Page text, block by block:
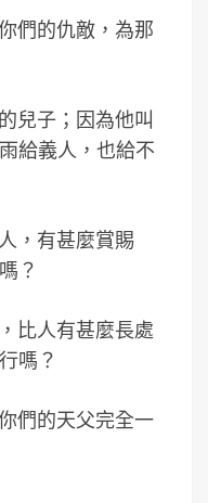
們的仇敵，為那
兒子；因為他叫
給義人，也給不
，有甚麼賞賜
？
比人有甚麼長處
嗎？
們的天父完全一